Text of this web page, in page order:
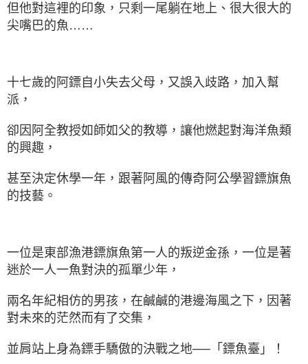
但他對這裡的印象，只剩一尾躺在地上、很大很大的
尖嘴巴的魚……
十七歲的阿鏢自小失去父母，又誤入歧路，加入幫
派，
卻因阿全教授如師如父的教導，讓他燃起對海洋魚類
的興趣，
甚至決定休學一年，跟著阿風的傳奇阿公學習鏢旗魚
的技藝。
一位是東部漁港鏢旗魚第一人的叛逆金孫，一位是著
迷於一人一魚對決的孤單少年，
兩名年紀相仿的男孩，在鹹鹹的港邊海風之下，因著
對未來的茫然而有了交集，
並肩站上身為鏢手驕傲的決戰之地──「鏢魚臺」！